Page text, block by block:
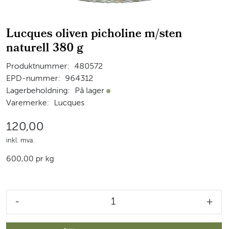
Lucques oliven picholine m/sten
naturell 380 g
Produktnummer:
480572
EPD-nummer:
964312
Lagerbeholdning:
På lager På lager
Varemerke: Lucques
120,00
inkl. mva.
600,00 pr kg
- +